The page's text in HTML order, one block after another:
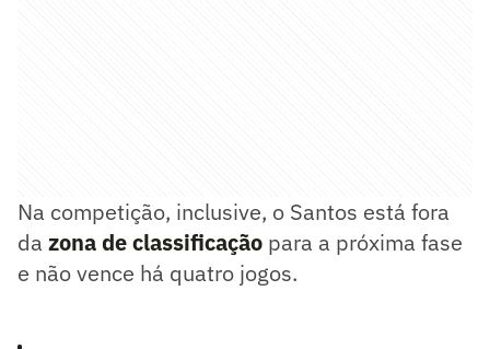
Na competição, inclusive, o Santos está fora
da zona de classificação para a próxima fase
e não vence há quatro jogos.